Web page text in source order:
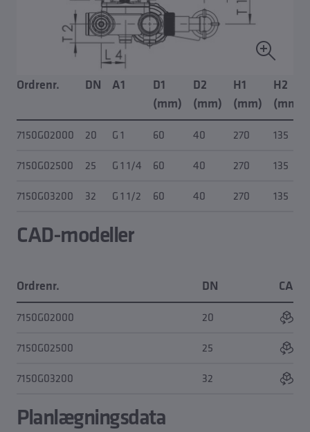
Ordrenr. DN A1
D1
(mm)
D2
(mm)
H1
(mm)
H2
(mm)
7150G02000
20 G 1 60 40 270
135
7150G02500
25 G 1 1/4 60 40 270
135
7150G03200
32 G 1 1/2 60 40 270 135
CAD-modeller
Ordrenr. DN
7150G02000
20
7150G02500
25
7150G03200
32
Planlægningsdata